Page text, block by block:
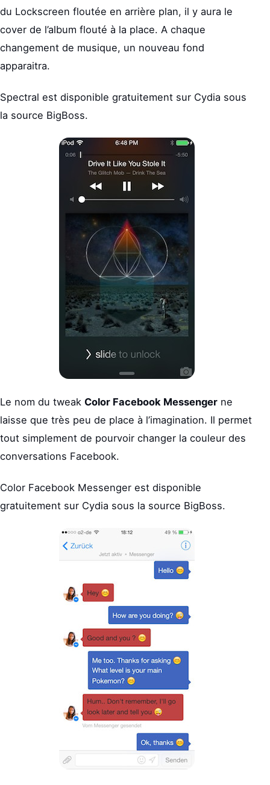
du Lockscreen floutée en arrière plan, il y aura le
cover de l’album flouté à la place. A chaque
changement de musique, un nouveau fond
apparaitra.
Spectral est disponible gratuitement sur Cydia sous
la source BigBoss.
Le nom du tweak Color Facebook Messenger ne
laisse que très peu de place à l’imagination. Il permet
tout simplement de pourvoir changer la couleur des
conversations Facebook.
Color Facebook Messenger est disponible
gratuitement sur Cydia sous la source BigBoss.